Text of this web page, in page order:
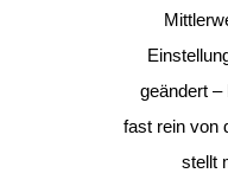
geändert –
fast rein von
stellt